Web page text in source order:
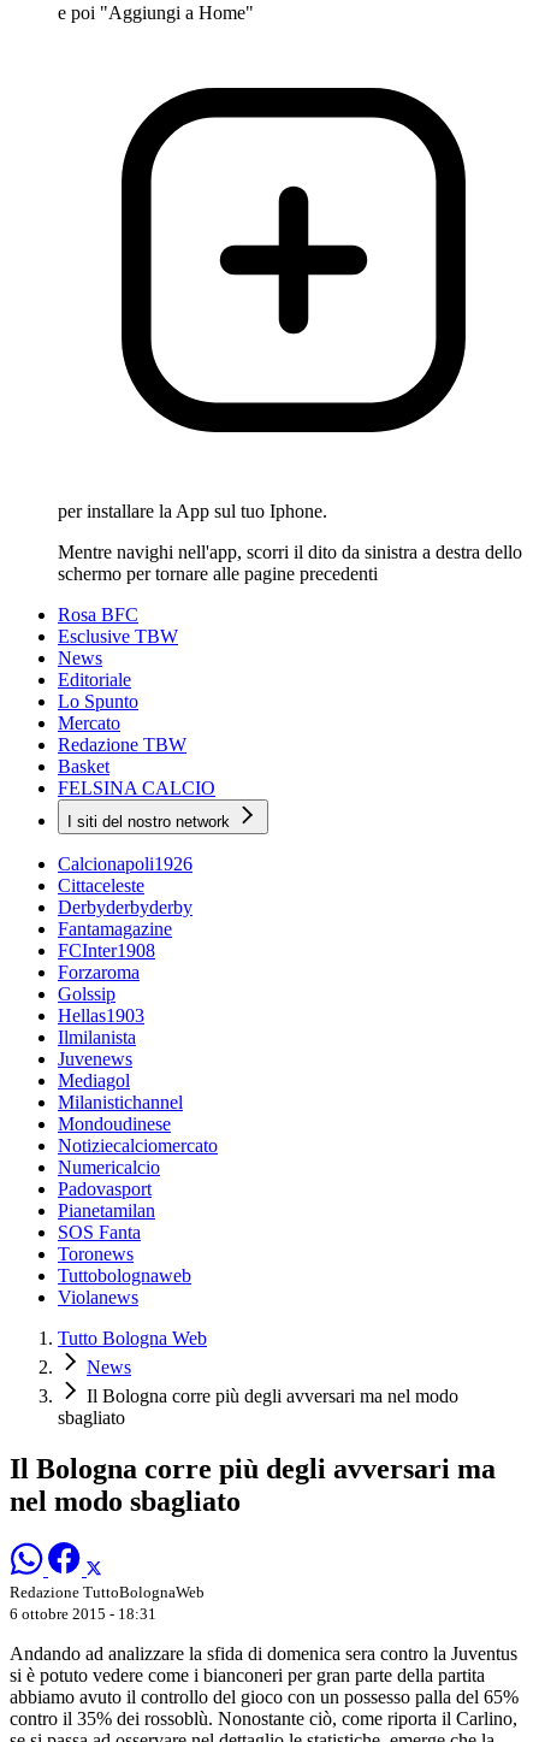
e poi "Aggiungi a Home"
per installare la App sul tuo Iphone.
Mentre navighi nell'app, scorri il dito da sinistra a destra dello
schermo per tornare alle pagine precedenti
Rosa BFC
Esclusive TBW
News
Editoriale
Lo Spunto
Mercato
Redazione TBW
Basket
FELSINA CALCIO
I siti del nostro network
Calcionapoli1926
Cittaceleste
Derbyderbyderby
Fantamagazine
FCInter1908
Forzaroma
Golssip
Hellas1903
Ilmilanista
Juvenews
Mediagol
Milanistichannel
Mondoudinese
Notiziecalciomercato
Numericalcio
Padovasport
Pianetamilan
SOS Fanta
Toronews
Tuttobolognaweb
Violanews
Tutto Bologna Web
News
Il Bologna corre più degli avversari ma nel modo
sbagliato
Il Bologna corre più degli avversari ma
nel modo sbagliato
Redazione TuttoBolognaWeb
6 ottobre 2015 - 18:31
Andando ad analizzare la sfida di domenica sera contro la Juventus
si è potuto vedere come i bianconeri per gran parte della partita
abbiamo avuto il controllo del gioco con un possesso palla del 65%
contro il 35% dei rossoblù. Nonostante ciò, come riporta il Carlino,